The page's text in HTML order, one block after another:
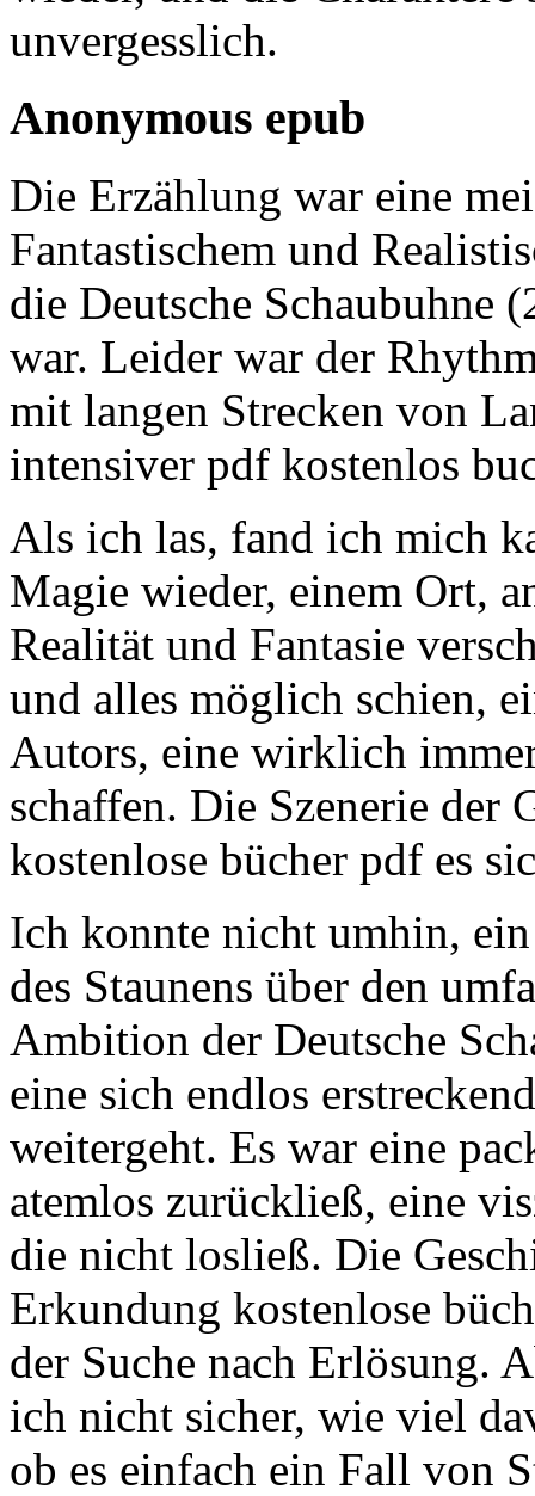
unvergesslich.
Anonymous epub
Die Erzählung war eine
Fantastischem und
die Deutsche Schaubuhne
war. Leider war der
mit langen Strecken von
intensiver pdf kostenlos
Als ich las, fand ich mich
Magie wieder, einem Ort,
Realität und Fantasie
und alles möglich schien,
Autors, eine wirklich
schaffen. Die Szenerie der
kostenlose bücher pdf es
Ich konnte nicht umhin,
des Staunens über den
Ambition der Deutsche
eine sich endlos
weitergeht. Es war eine
atemlos zurückließ, eine
die nicht losließ. Die
Erkundung kostenlose
der Suche nach Erlösung.
ich nicht sicher, wie viel
ob es einfach ein Fall von